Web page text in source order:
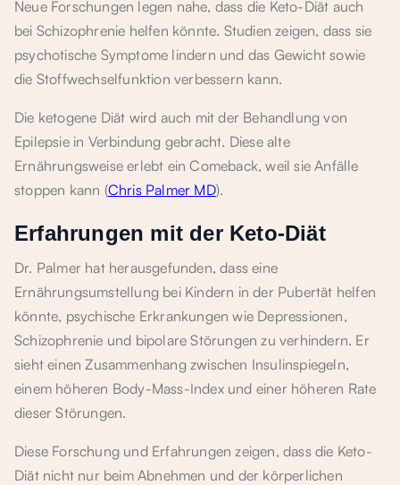
Neue Forschungen legen nahe, dass die Keto-Diät auch
bei Schizophrenie helfen könnte. Studien zeigen, dass sie
psychotische Symptome lindern und das Gewicht sowie
die Stoffwechselfunktion verbessern kann.
Die ketogene Diät wird auch mit der Behandlung von
Epilepsie in Verbindung gebracht. Diese alte
Ernährungsweise erlebt ein Comeback, weil sie Anfälle
stoppen kann (Chris Palmer MD).
Erfahrungen mit der Keto-Diät
Dr. Palmer hat herausgefunden, dass eine
Ernährungsumstellung bei Kindern in der Pubertät helfen
könnte, psychische Erkrankungen wie Depressionen,
Schizophrenie und bipolare Störungen zu verhindern. Er
sieht einen Zusammenhang zwischen Insulinspiegeln,
einem höheren Body-Mass-Index und einer höheren Rate
dieser Störungen.
Diese Forschung und Erfahrungen zeigen, dass die Keto-
Diät nicht nur beim Abnehmen und der körperlichen